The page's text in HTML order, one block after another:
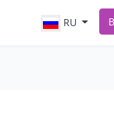
RU